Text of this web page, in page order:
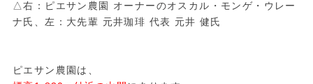
△右：ピエサン農園 オーナーのオスカル・モンゲ・ウレー
ナ氏、左：大先輩 元井珈琲 代表 元井 健氏
ピエサン農園は、